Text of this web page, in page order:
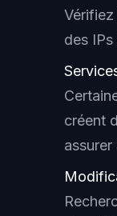
des IPs
créent
assurer